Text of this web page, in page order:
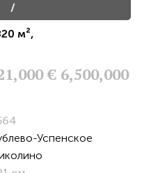
/
м²,
€ 6,500,000
Успенское